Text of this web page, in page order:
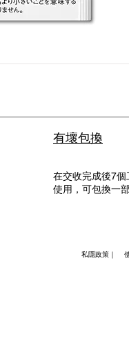
有壞包換
在交收完成後7
使用，可包換一
私隱政策｜